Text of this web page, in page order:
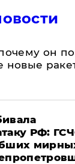
он
новые
РФ: